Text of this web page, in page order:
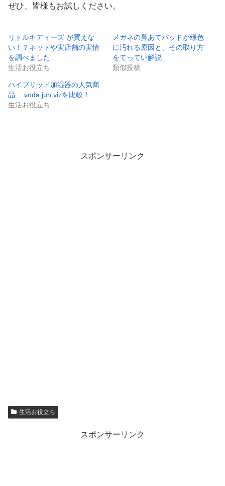
ぜひ、皆様もお試しください。
リトルキディーズ が買えな
い！？ネットや実店舗の実情
を調べました
生活お役立ち
メガネの鼻あてパッドが緑色
に汚れる原因と、その取り方
をてってい解説
類似投稿
ハイブリッド加湿器の人気商
品 voda jun vizを比較！
生活お役立ち
スポンサーリンク
生活お役立ち
スポンサーリンク